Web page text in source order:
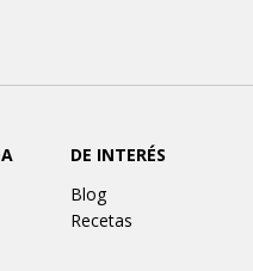
DE INTERÉS
Blog
Recetas